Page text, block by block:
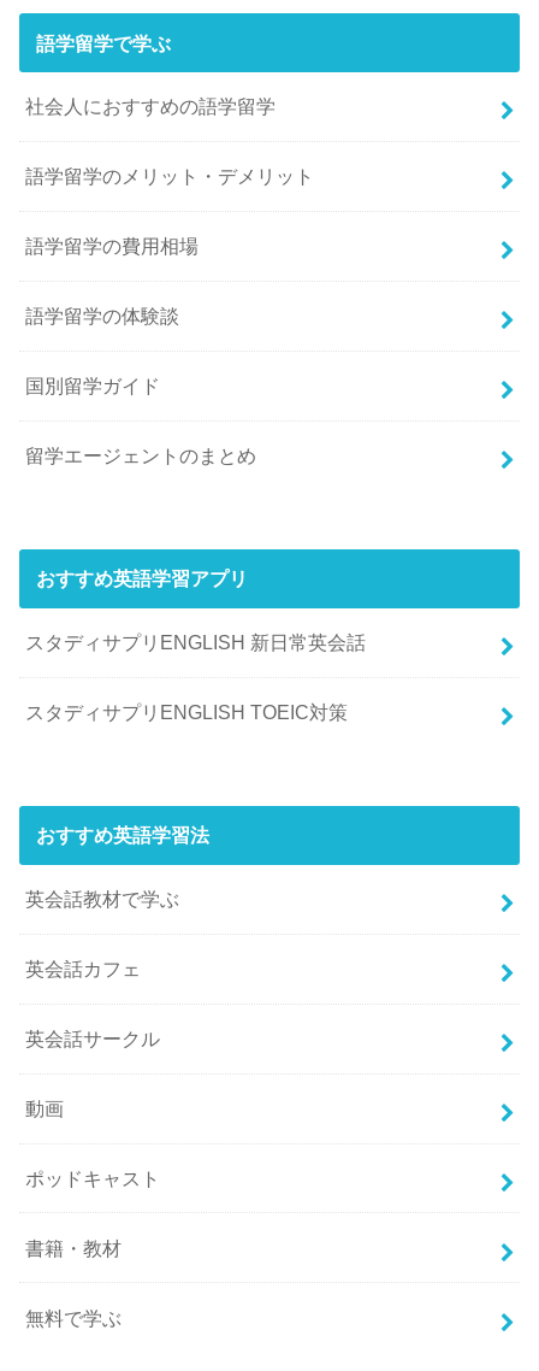
語学留学で学ぶ
社会人におすすめの語学留学
語学留学のメリット・デメリット
語学留学の費用相場
語学留学の体験談
国別留学ガイド
留学エージェントのまとめ
おすすめ英語学習アプリ
スタディサプリENGLISH 新日常英会話
スタディサプリENGLISH TOEIC対策
おすすめ英語学習法
英会話教材で学ぶ
英会話カフェ
英会話サークル
動画
ポッドキャスト
書籍・教材
無料で学ぶ